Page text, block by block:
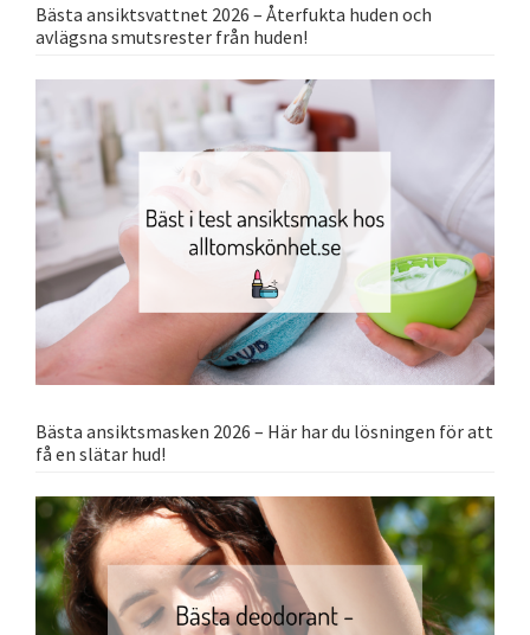
Bästa ansiktsvattnet 2026 – Återfukta huden och
avlägsna smutsrester från huden!
Bästa ansiktsmasken 2026 – Här har du lösningen för att
få en slätar hud!